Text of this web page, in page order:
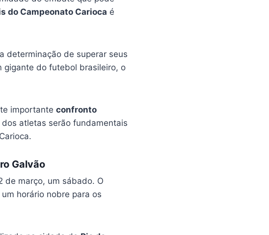
do Campeonato Carioca é
determinação de superar seus
gigante do futebol brasileiro, o
importante confronto
atletas serão fundamentais
Galvão
de março, um sábado. O
horário nobre para os